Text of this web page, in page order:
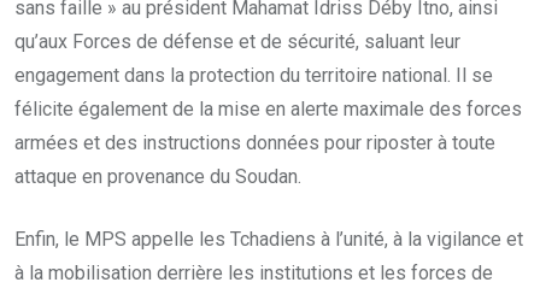
sans faille » au président Mahamat Idriss Déby Itno, ainsi
qu’aux Forces de défense et de sécurité, saluant leur
engagement dans la protection du territoire national. Il se
félicite également de la mise en alerte maximale des forces
armées et des instructions données pour riposter à toute
attaque en provenance du Soudan.
Enfin, le MPS appelle les Tchadiens à l’unité, à la vigilance et
à la mobilisation derrière les institutions et les forces de